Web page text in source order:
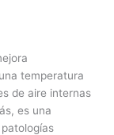
temperatura
de aire internas
es una